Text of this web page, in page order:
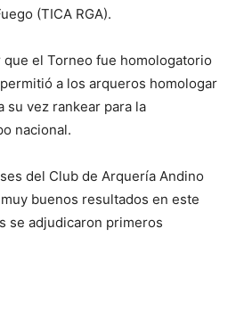
(TICA RGA).
el Torneo fue homologatorio
a los arqueros homologar
su vez rankear para la
nacional.
del Club de Arquería Andino
buenos resultados en este
se adjudicaron primeros